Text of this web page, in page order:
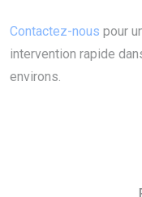
Contactez-nous pour
intervention rapide
environs.